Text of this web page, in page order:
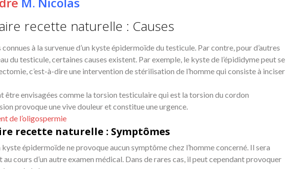
recette naturelle : Causes
connues à la survenue d’un kyste épidermoïde du testicule. Par contre, pour d’autres
du testicule, certaines causes existent. Par exemple, le kyste de l’épididyme peut se
c’est-à-dire une intervention de stérilisation de l’homme qui consiste à inciser
être envisagées comme la torsion testiculaire qui est la torsion du cordon
provoque une vive douleur et constitue une urgence.
de l’oligospermie
recette naturelle : Symptômes
épidermoïde ne provoque aucun symptôme chez l’homme concerné. Il sera
cours d’un autre examen médical. Dans de rares cas, il peut cependant provoquer